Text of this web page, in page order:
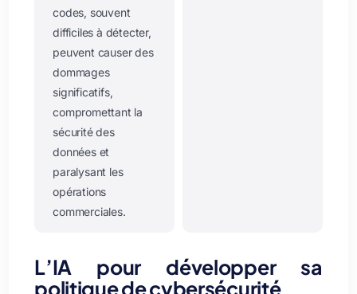
codes, souvent
difficiles à détecter,
peuvent causer des
dommages
significatifs,
compromettant la
sécurité des
données et
paralysant les
opérations
commerciales.
L’IA pour développer sa
politique de cybersécurité